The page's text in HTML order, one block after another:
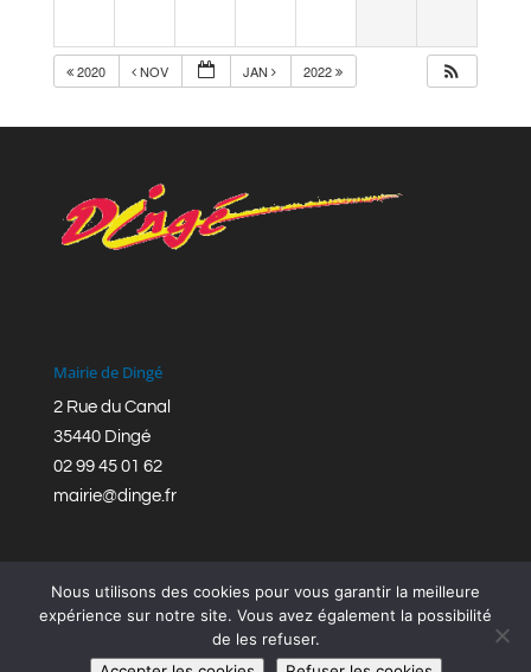
2020 NOV JAN 2022
Mairie de Dingé
2 Rue du Canal
35440 Dingé
02 99 45 01 62
mairie@dinge.fr
Réalisation © Mairie de Dingé,Bretagne Romantique
Nous utilisons des cookies pour vous garantir la meilleure
expérience sur notre site. Vous avez également la possibilité
de les refuser.